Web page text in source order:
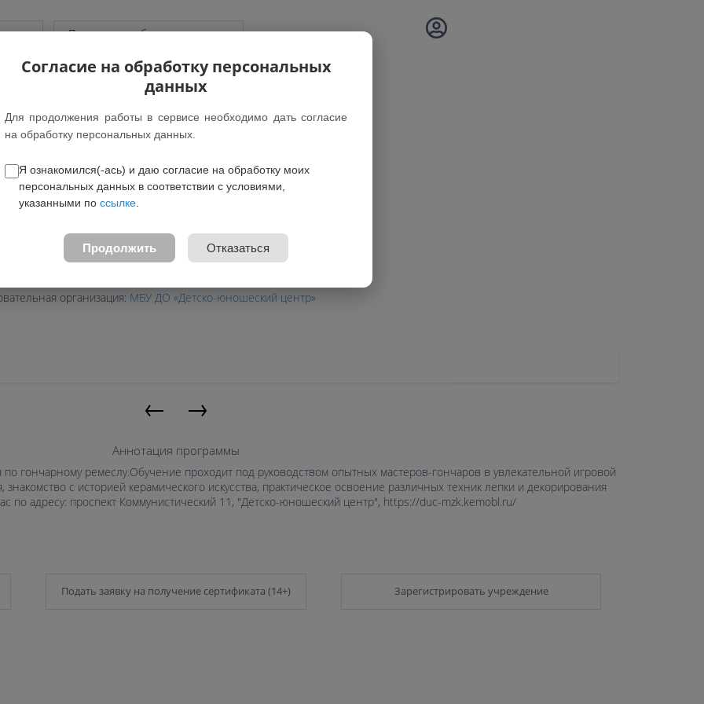
Показать подобные программы
7-16 лет
Художественное
предназначена для обучающихся Дети без ОВЗ
для детей с ОВЗ: -
федеральном проекте: Нет
зачисления: Cертификат ПФ
организация: МБУ ДО «Детско-юношеский центр»
← →
Аннотация программы
гончарному ремеслу.Обучение проходит под руководством опытных мастеров-гончаров в увлекательной игровой
с историей керамического искусства, практическое освоение различных техник лепки и декорирования
по адресу: проспект Коммунистический 11, "Детско-юношеский центр", https://duc-mzk.kemobl.ru/
Подать заявку на получение сертификата (14+) Зарегистрировать учреждение
Согласие на обработку персональных
данных
Для продолжения работы в сервисе необходимо дать согласие
на обработку персональных данных.
Я ознакомился(-ась) и даю согласие на обработку моих
персональных данных в соответствии с условиями,
указанными по ссылке
Продолжить Отказаться